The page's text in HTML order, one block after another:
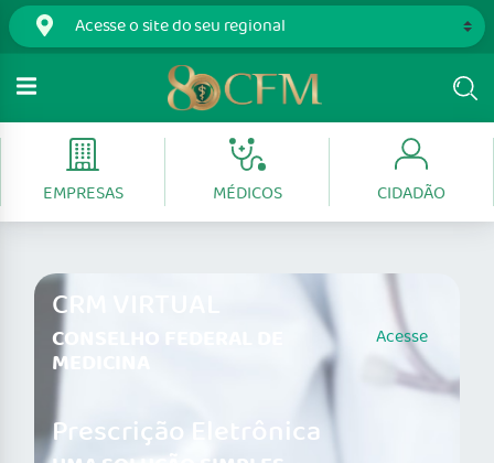
EMPRESAS MÉDICOS CIDADÃO
CRM VIRTUAL
CONSELHO FEDERAL DE
MEDICINA
Acesse
Prescrição Eletrônica